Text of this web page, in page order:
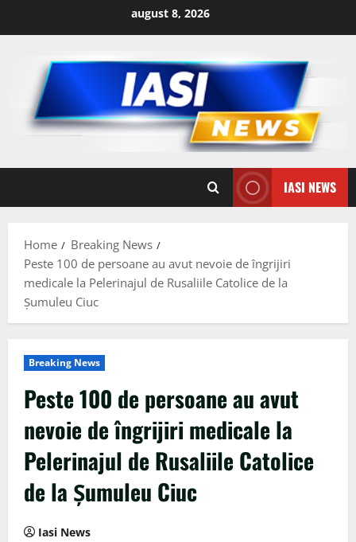
august 8, 2026
IASI NEWS
Home
Breaking News
Peste 100 de persoane au avut nevoie de îngrijiri
medicale la Pelerinajul de Rusaliile Catolice de la
Şumuleu Ciuc
Breaking News
Peste 100 de persoane au avut
nevoie de îngrijiri medicale la
Pelerinajul de Rusaliile Catolice
de la Şumuleu Ciuc
Iasi News